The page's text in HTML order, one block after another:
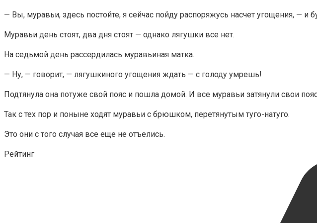
— Вы, муравьи, здесь постойте, я сейчас пойду распоряжусь насчет угощения, — и
Муравьи день стоят, два дня стоят — однако лягушки все нет.
На седьмой день рассердилась муравьиная матка.
— Ну, — говорит, — лягушкиного угощения ждать — с голоду умрешь!
Подтянула она потуже свой пояс и пошла домой. И все муравьи затянули свои
Так с тех пор и поныне ходят муравьи с брюшком, перетянутым туго-натуго.
Это они с того случая все еще не отъелись.
Рейтинг